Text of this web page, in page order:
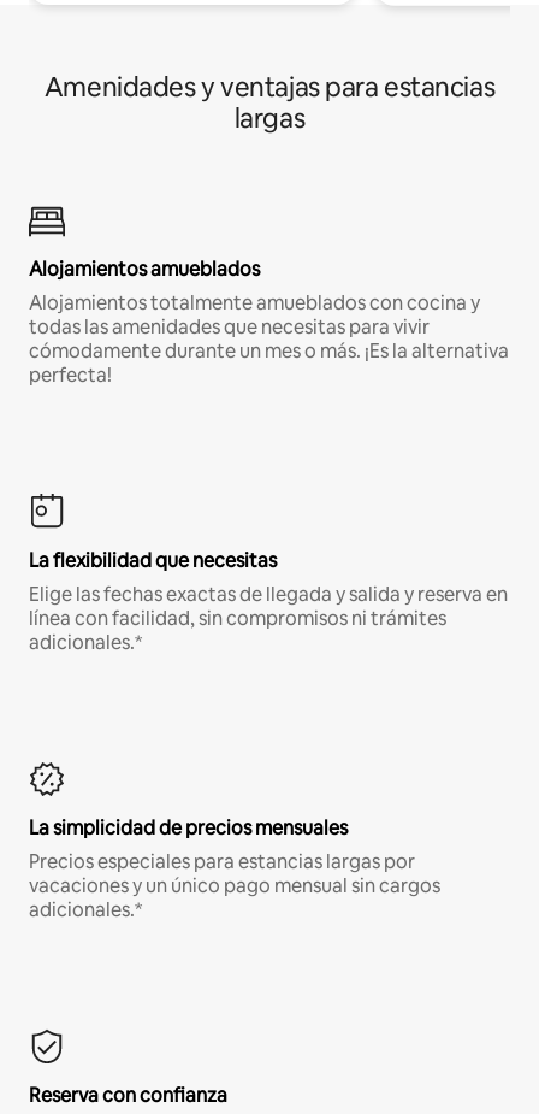
Amenidades y ventajas para estancias
largas
Alojamientos amueblados
Alojamientos totalmente amueblados con cocina y
todas las amenidades que necesitas para vivir
cómodamente durante un mes o más. ¡Es la alternativa
perfecta!
La flexibilidad que necesitas
Elige las fechas exactas de llegada y salida y reserva en
línea con facilidad, sin compromisos ni trámites
adicionales.*
La simplicidad de precios mensuales
Precios especiales para estancias largas por
vacaciones y un único pago mensual sin cargos
adicionales.*
Reserva con confianza